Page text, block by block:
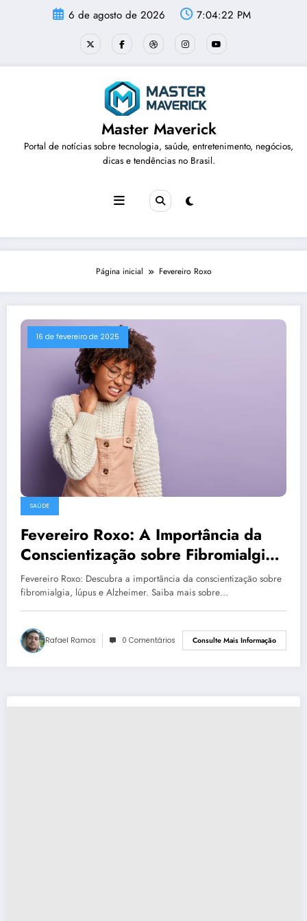
6 de agosto de 2026 7:04:22 PM
Master Maverick
Portal de notícias sobre tecnologia, saúde, entretenimento, negócios,
dicas e tendências no Brasil.
Página inicial Fevereiro Roxo
16 de fevereiro de 2025
SAÚDE
Fevereiro Roxo: A Importância da
Conscientização sobre Fibromialgia,
Lúpus e Alzheimer
Fevereiro Roxo: Descubra a importância da conscientização sobre
fibromialgia, lúpus e Alzheimer. Saiba mais sobre…
Rafael Ramos 0 Comentários Consulte Mais Informação